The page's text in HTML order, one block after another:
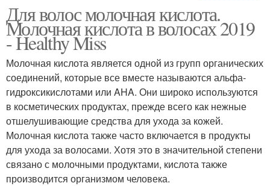
кислотой
условиях
Пилинг с молочной
кислотой
Кислота для пилинга
Для волос молочная кислота.
Молочная кислота в волосах 2019
- Healthy Miss
Молочная кислота является одной из групп органических
соединений, которые все вместе называются альфа-
гидроксикислотами или AHA. Они широко используются
в косметических продуктах, прежде всего как нежные
отшелушивающие средства для ухода за кожей.
Молочная кислота также часто включается в продукты
для ухода за волосами. Хотя это в значительной степени
связано с молочными продуктами, кислота также
производится организмом человека.